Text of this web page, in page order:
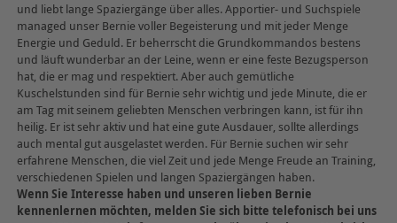
und liebt lange Spaziergänge über alles. Apportier- und Suchspiele
managed unser Bernie voller Begeisterung und mit jeder Menge
Energie und Geduld. Er beherrscht die Grundkommandos bestens
und läuft wunderbar an der Leine, wenn er eine feste Bezugsperson
hat, die er mag und respektiert. Aber auch gemütliche
Kuschelstunden sind für Bernie sehr wichtig und jede Minute, die er
am Tag mit seinem geliebten Menschen verbringen kann, ist für ihn
heilig. Er ist sehr aktiv und hat eine gute Ausdauer, sollte allerdings
auch mental gut ausgelastet werden. Für Bernie suchen wir sehr
erfahrene Menschen, die viel Zeit und jede Menge Freude an Training,
verschiedenen Spielen und langen Spaziergängen haben.
Wenn Sie Interesse haben und unseren lieben Bernie
kennenlernen möchten, melden Sie sich bitte telefonisch bei uns